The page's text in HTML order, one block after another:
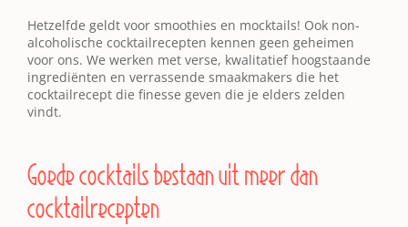
Hetzelfde geldt voor smoothies en mocktails! Ook non-
alcoholische cocktailrecepten kennen geen geheimen
voor ons. We werken met verse, kwalitatief hoogstaande
ingrediënten en verrassende smaakmakers die het
cocktailrecept die finesse geven die je elders zelden
vindt.
Goede cocktails bestaan uit meer dan
cocktailrecepten